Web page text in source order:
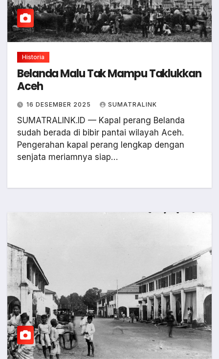
Historia
Belanda Malu Tak Mampu Taklukkan
Aceh
16 DESEMBER 2025 SUMATRALINK
SUMATRALINK.ID — Kapal perang Belanda
sudah berada di bibir pantai wilayah Aceh.
Pengerahan kapal perang lengkap dengan
senjata meriamnya siap…